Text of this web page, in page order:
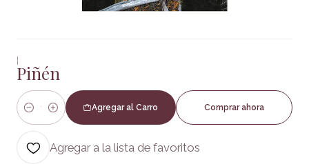
|
Piñén
Cantidad
Agregar al Carro Comprar ahora
Agregar a la lista de favoritos